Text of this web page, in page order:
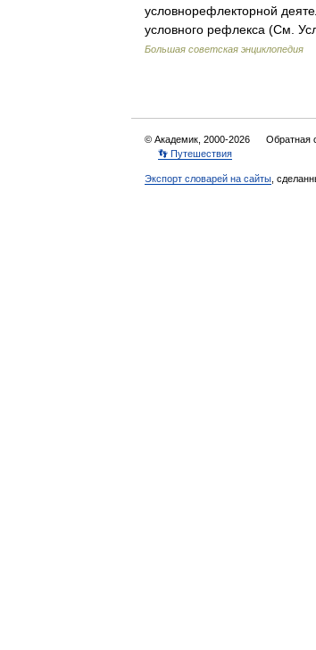
условнорефлекторной
условного рефлекса (См.
Большая советская энциклопедия
© Академик, 2000-2026 Обратная
👣 Путешествия
Экспорт словарей на сайты ,